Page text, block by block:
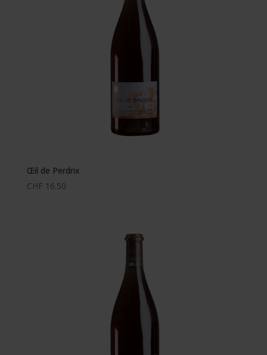
Œil de Perdrix
CHF 16.50